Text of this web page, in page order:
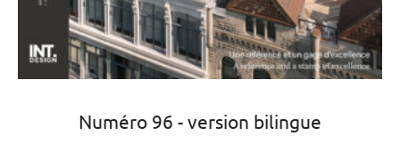
Numéro 96 - version bilingue